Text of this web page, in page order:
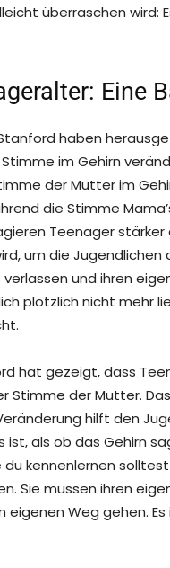
überraschen wird:
Eine
haben
im Gehirn
der Mutter im
die Stimme
Teenager
um die
und ihren
plötzlich nicht mehr
hat gezeigt, dass
Stimme der Mutter.
hilft den
als ob das Gehirn
kennenlernen
Sie müssen ihren
eigenen Weg gehen.